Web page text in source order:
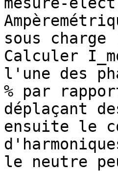
sous
Calculer
l'une des
% par
déplaçant
ensuite le
le neutre